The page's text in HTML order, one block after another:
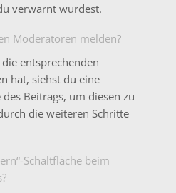
verwarnt wurdest.
Moderatoren melden?
entsprechenden
hat, siehst du eine
Beitrags, um diesen zu
die weiteren Schritte
Schaltfläche beim